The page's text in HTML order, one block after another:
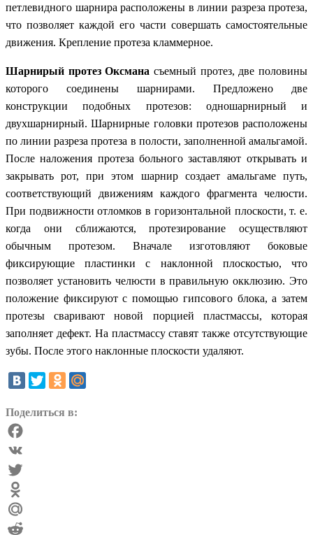
петлевидного шарнира расположены в линии разреза протеза,
что позволяет каждой его части совершать самостоятельные
движения. Крепление протеза кламмерное.
Шарнирый протез Оксмана съемный протез, две половины
которого соединены шарнирами. Предложено две
конструкции подобных протезов: одношарнирный и
двухшарнирный. Шарнирные головки протезов расположены
по линии разреза протеза в полости, заполненной амальгамой.
После наложения протеза больного заставляют открывать и
закрывать рот, при этом шарнир создает амальгаме путь,
соответствующий движениям каждого фрагмента челюсти.
При подвижности отломков в горизонтальной плоскости, т. е.
когда они сближаются, протезирование осуществляют
обычным протезом. Вначале изготовляют боковые
фиксирующие пластинки с наклонной плоскостью, что
позволяет установить челюсти в правильную окклюзию. Это
положение фиксируют с помощью гипсового блока, а затем
протезы сваривают новой порцией пластмассы, которая
заполняет дефект. На пластмассу ставят также отсутствующие
зубы. После этого наклонные плоскости удаляют.
Поделиться в:
Facebook
VK
Twitter
Odnoklassniki
Mail.Ru